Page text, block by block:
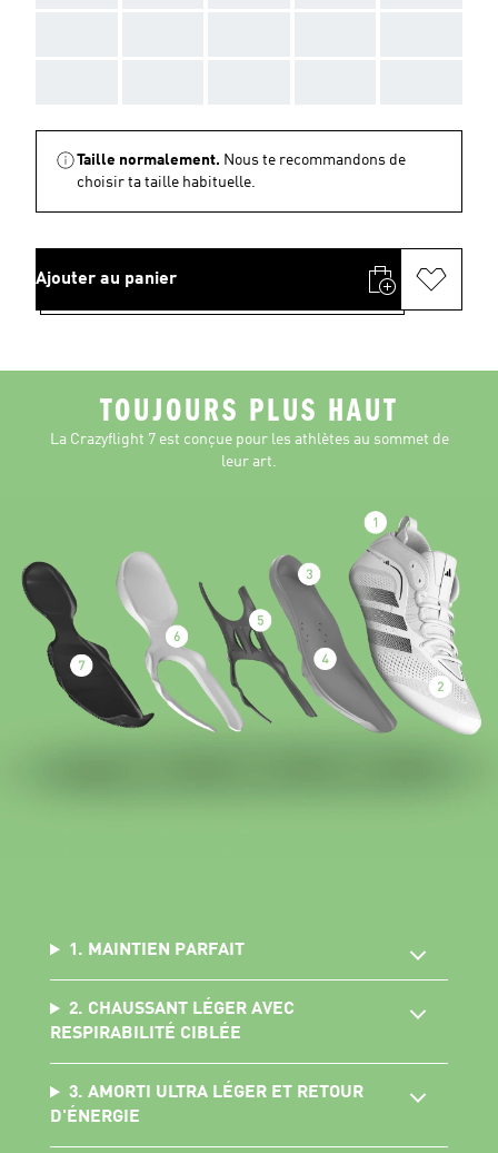
Taille normalement. Nous te recommandons de
choisir ta taille habituelle.
Ajouter au panier
TOUJOURS PLUS HAUT
La Crazyflight 7 est conçue pour les athlètes au sommet de
leur art.
1. MAINTIEN PARFAIT
2. CHAUSSANT LÉGER AVEC
RESPIRABILITÉ CIBLÉE
3. AMORTI ULTRA LÉGER ET RETOUR
D'ÉNERGIE